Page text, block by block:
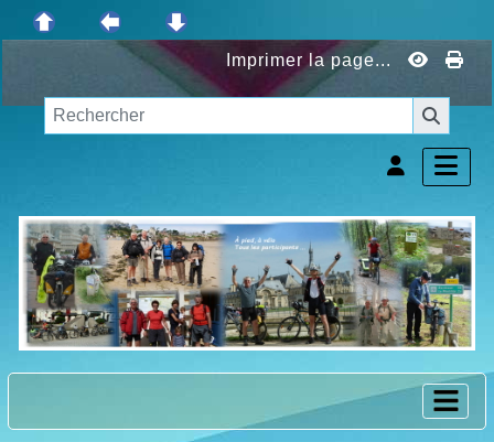
Imprimer la page...